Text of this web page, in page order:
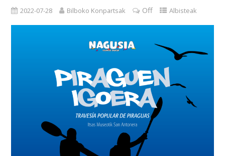
2022-07-28 Bilboko Konpartsak Off Albisteak